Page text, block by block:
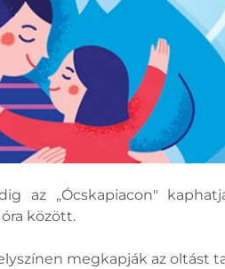
az „Ócskapiacon"
között.
megkapják az oltást